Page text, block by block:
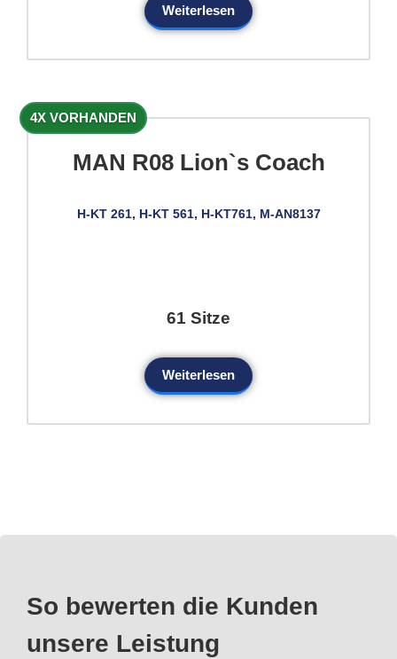
Weiterlesen
4X VORHANDEN
MAN R08 Lion`s Coach
H-KT 261, H-KT 561, H-KT761, M-AN8137
61 Sitze
Weiterlesen
So bewerten die Kunden
unsere Leistung